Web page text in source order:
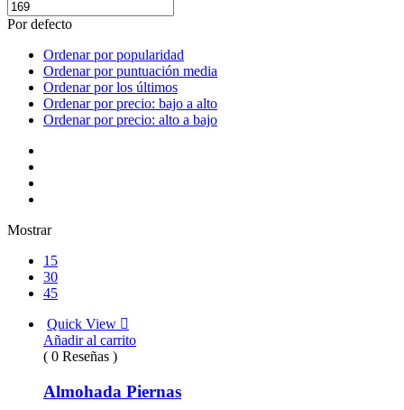
Por defecto
Ordenar por popularidad
Ordenar por puntuación media
Ordenar por los últimos
Ordenar por precio: bajo a alto
Ordenar por precio: alto a bajo
Mostrar
15
30
45
Quick View
Añadir al carrito
( 0 Reseñas )
Almohada Piernas